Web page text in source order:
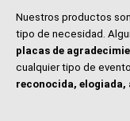
Nuestros productos
tipo de necesidad.
placas de
cualquier tipo de
reconocida, elogiada,